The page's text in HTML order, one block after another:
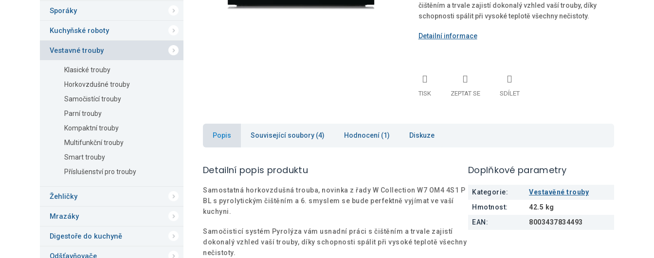
Sporáky
Kuchyňské roboty
Vestavné trouby
Klasické trouby
Horkovzdušné trouby
Samočistící trouby
Parní trouby
Kompaktní trouby
Multifunkční trouby
Smart trouby
Příslušenství pro trouby
Žehličky
Mrazáky
Digestoře do kuchyně
Odšťavňovače
čištěním a trvale zajistí dokonalý vzhled vaší trouby, díky
schopnosti spálit při vysoké teplotě všechny nečistoty.
Detailní informace
TISK ZEPTAT SE SDÍLET
Popis Související soubory (4) Hodnocení (1) Diskuze
Detailní popis produktu
Samostatná horkovzdušná trouba, novinka z řady W Collection W7 OM4 4S1 P
BL s pyrolytickým čištěním a 6. smyslem se bude perfektně vyjímat ve vaší
kuchyni.
Samočisticí systém Pyrolýza vám usnadní práci s čištěním a trvale zajistí
dokonalý vzhled vaší trouby, díky schopnosti spálit při vysoké teplotě všechny
nečistoty.
Doplňkové parametry
Kategorie:
Vestavěné trouby
Hmotnost:
42.5 kg
EAN : 8003437834493